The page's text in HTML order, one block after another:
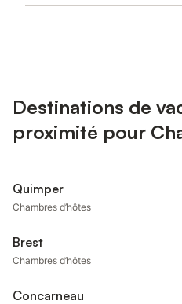
Destinations de
proximité pour
Quimper
Chambres d’hôtes
Brest
Chambres d’hôtes
Concarneau